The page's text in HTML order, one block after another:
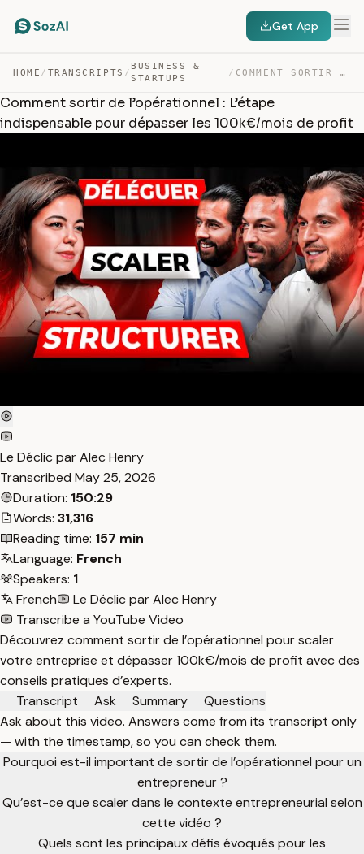
Get App
HOME / TRANSCRIPTS /
BUSINESS &
STARTUPS
/ COMMENT SORTIR DE L’OPÉRATIONNEL : L’ÉTAPE INDISPENSABL… — TRANSCRIPT
Comment sortir de l’opérationnel : L’étape
indispensable pour dépasser les 100k€/mois de profit
Le Déclic par Alec Henry
Transcribed May 25, 2026
Duration: 150:29
Words: 31,316
Reading time: 157 min
Language: French
Speakers: 1
French
Le Déclic par Alec Henry
Transcribe a YouTube Video
Découvrez comment sortir de l’opérationnel pour scaler
votre entreprise et dépasser 100k€/mois de profit avec des
conseils pratiques d’experts.
Transcript
Ask Summary
Questions
Ask about this video. Answers come from its transcript only
— with the timestamp, so you can check them.
Pourquoi est-il important de sortir de l’opérationnel pour un
entrepreneur ?
Qu’est-ce que scaler dans le contexte entrepreneurial selon
cette vidéo ?
Quels sont les principaux défis évoqués pour les